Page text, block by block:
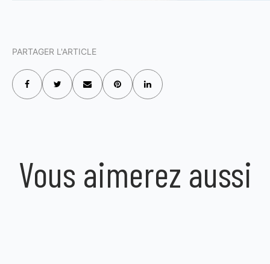
PARTAGER L'ARTICLE
Vous aimerez aussi